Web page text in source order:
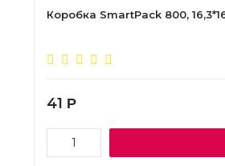
Коробка SmartPack 800,
41 Р